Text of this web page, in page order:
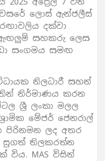
වසරේ ලොස් ඇන්ජලීස්
දක්වා
ඇඟලුම් සහකරු ලෙස
සංගමය සමඟ
විධායක නිලධාරී සහන්
නිර්මාණය කරන
ශ්‍රී ලංකා මලල
මේජර් ජෙනරාල්
පිරිනමන ලද අතර
සුගත් තිලකරත්න
විය. MAS විසින්